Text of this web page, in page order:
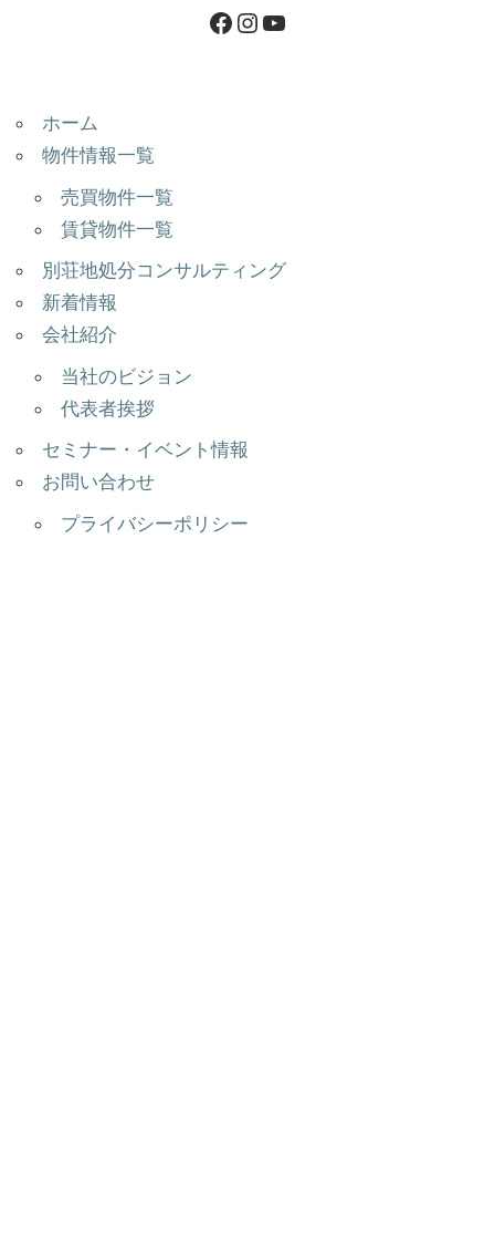
ホーム
物件情報一覧
売買物件一覧
賃貸物件一覧
別荘地処分コンサルティング
新着情報
会社紹介
当社のビジョン
代表者挨拶
セミナー・イベント情報
お問い合わせ
プライバシーポリシー